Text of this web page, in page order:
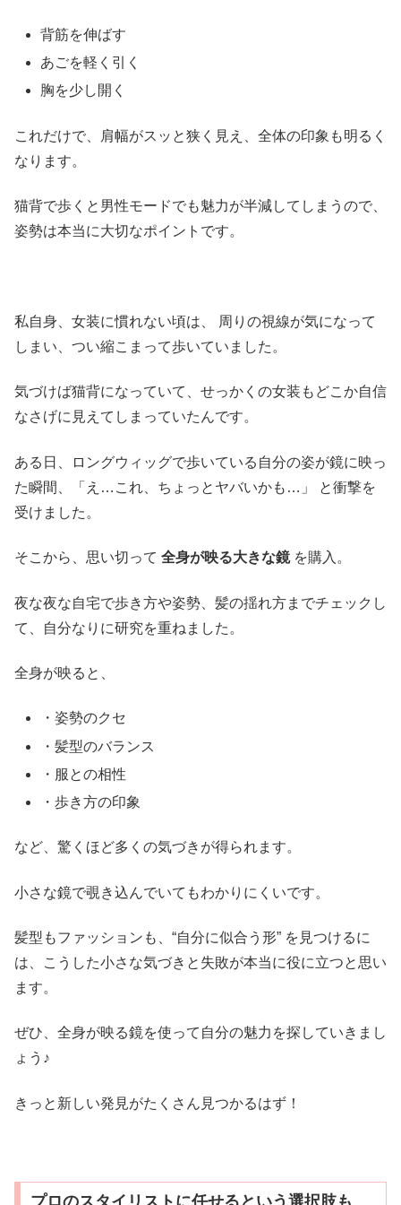
背筋を伸ばす
あごを軽く引く
胸を少し開く
これだけで、肩幅がスッと狭く見え、全体の印象も明るく
なります。
猫背で歩くと男性モードでも魅力が半減してしまうので、
姿勢は本当に大切なポイントです。
私自身、女装に慣れない頃は、 周りの視線が気になって
しまい、つい縮こまって歩いていました。
気づけば猫背になっていて、せっかくの女装もどこか自信
なさげに見えてしまっていたんです。
ある日、ロングウィッグで歩いている自分の姿が鏡に映っ
た瞬間、「え…これ、ちょっとヤバいかも…」 と衝撃を
受けました。
そこから、思い切って 全身が映る大きな鏡を購入。
夜な夜な自宅で歩き方や姿勢、髪の揺れ方までチェックし
て、自分なりに研究を重ねました。
全身が映ると、
・姿勢のクセ
・髪型のバランス
・服との相性
・歩き方の印象
など、驚くほど多くの気づきが得られます。
小さな鏡で覗き込んでいてもわかりにくいです。
髪型もファッションも、“自分に似合う形” を見つけるに
は、こうした小さな気づきと失敗が本当に役に立つと思い
ます。
ぜひ、全身が映る鏡を使って自分の魅力を探していきまし
ょう♪
きっと新しい発見がたくさん見つかるはず！